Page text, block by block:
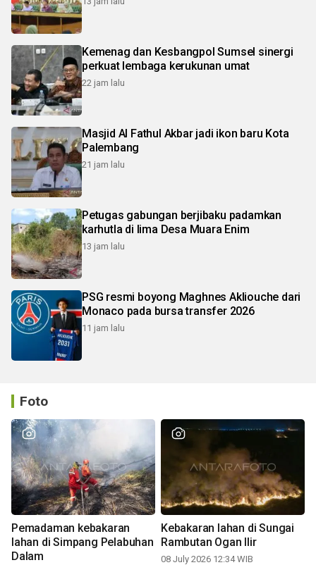
Kemenag dan Kesbangpol Sumsel sinergi
perkuat lembaga kerukunan umat
22 jam lalu
Masjid Al Fathul Akbar jadi ikon baru Kota
Palembang
21 jam lalu
Petugas gabungan berjibaku padamkan
karhutla di lima Desa Muara Enim
13 jam lalu
PSG resmi boyong Maghnes Akliouche dari
Monaco pada bursa transfer 2026
11 jam lalu
Foto
Pemadaman kebakaran
lahan di Simpang Pelabuhan
Dalam
Kebakaran lahan di Sungai
Rambutan Ogan Ilir
08 July 2026 12:34 WIB